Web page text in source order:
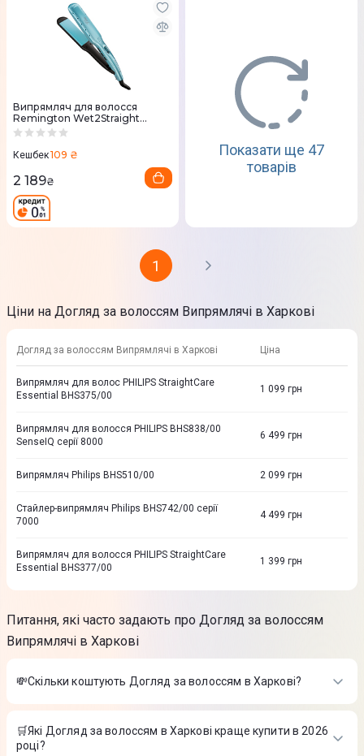
Випрямляч для волосся
Remington Wet2Straight
S7350
Кешбек109 ₴
2 189₴
Показати ще 47
товарів
1
Ціни на Догляд за волоссям Випрямлячі в Харкові
Догляд за волоссям Випрямлячі в Харкові Ціна
Випрямляч для волос PHILIPS StraightCare
Essential BHS375/00
1 099 грн
Випрямляч для волосся PHILIPS BHS838/00
SenseIQ серії 8000
6 499 грн
Випрямляч Philips BHS510/00 2 099 грн
Стайлер-випрямляч Philips BHS742/00 серії
7000
4 499 грн
Випрямляч для волосся PHILIPS StraightCare
Essential BHS377/00
1 399 грн
Питання, які часто задають про Догляд за волоссям
Випрямлячі в Харкові
💸Скільки коштують Догляд за волоссям в Харкові?
Вартість товарів в категорії Догляд за волоссям в Харкові в
інтернет-магазині Цитрус
Фен Philips ThermoProtect BHD350/10
🛒Які Догляд за волоссям в Харкові краще купити в 2026
році?